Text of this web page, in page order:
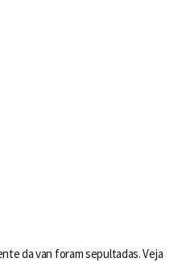
da van foram sepultadas. Veja